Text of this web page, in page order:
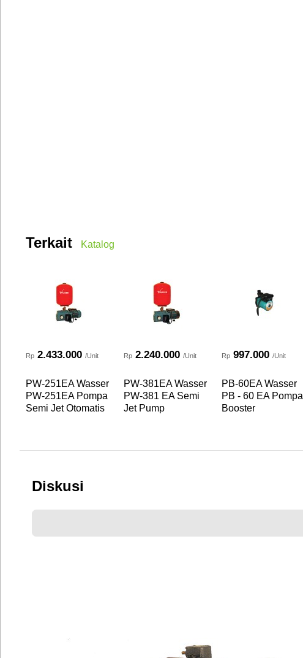
Terkait Katalog
Rp 2.433.000 /Unit
PW-251EA Wasser
PW-251EA Pompa
Semi Jet Otomatis
Rp 2.240.000 /Unit
PW-381EA Wasser
PW-381 EA Semi
Jet Pump
Rp 997.000 /Unit
PB-60EA Wasser
PB - 60 EA Pompa
Booster
Diskusi